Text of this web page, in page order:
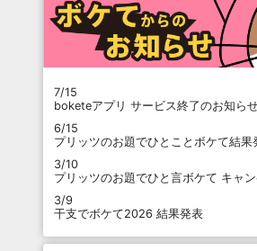
7/15
boketeアプリ サービス終了のお知ら
6/15
プリッツのお題でひとことボケて結果
3/10
プリッツのお題でひと言ボケて キャ
3/9
干支でボケて2026 結果発表